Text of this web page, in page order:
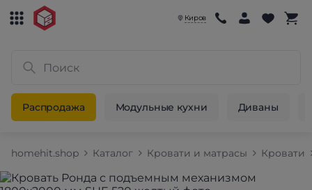
Киров
Распродажа Модульные кухни Диваны
homehit.shop Каталог Кровати и матрасы Кровати